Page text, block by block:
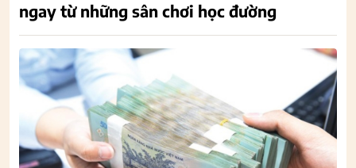
ngay từ những sân chơi học đường